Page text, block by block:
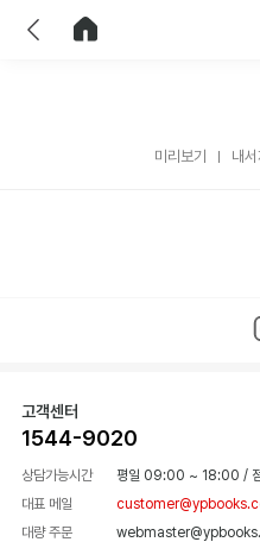
미리보기 내서
고객센터
1544-9020
상담가능시간 평일 09:00 ~ 18:00 /
대표 메일
대량 주문